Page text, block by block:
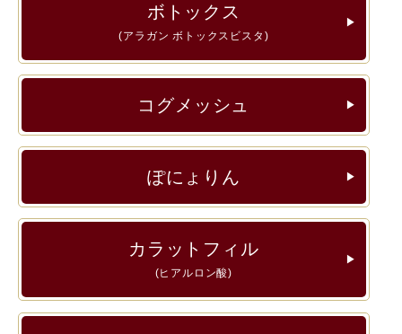
ボトックス
(アラガン ボトックスビスタ)
▶︎
コグメッシュ ▶︎
ぽにょりん ▶︎
カラットフィル
(ヒアルロン酸)
▶︎